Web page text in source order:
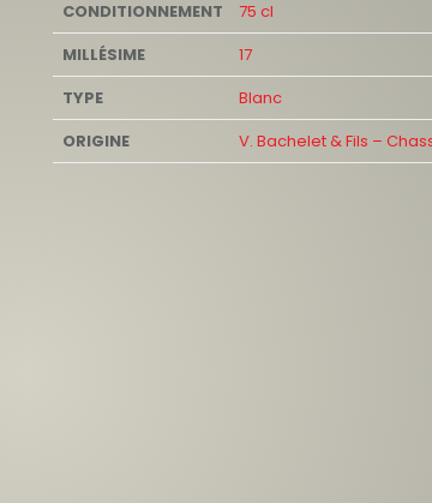
CONDITIONNEMENT
75 cl
MILLÉSIME
17
TYPE
Blanc
ORIGINE
V. Bachelet & Fils –